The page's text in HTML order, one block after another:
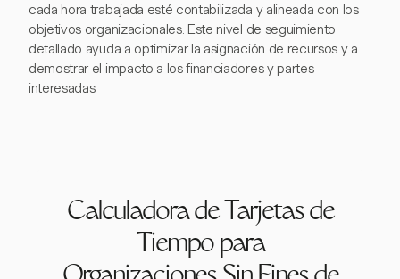
cada hora trabajada esté contabilizada y alineada con los
objetivos organizacionales. Este nivel de seguimiento
detallado ayuda a optimizar la asignación de recursos y a
demostrar el impacto a los financiadores y partes
interesadas.
Calculadora de Tarjetas de
Tiempo para